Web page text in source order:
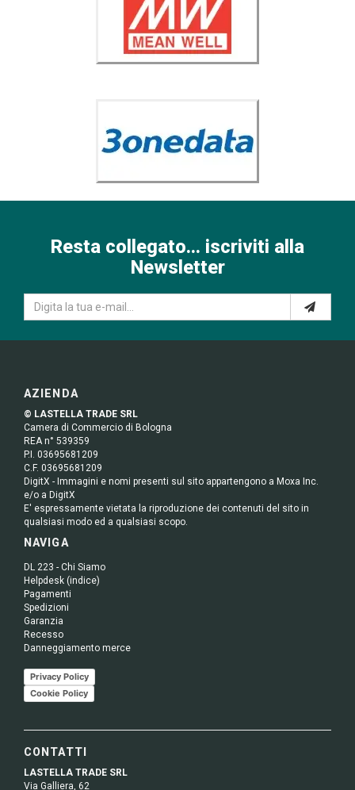
Resta collegato... iscriviti alla
Newsletter
AZIENDA
© LASTELLA TRADE SRL
Camera di Commercio di Bologna
REA n° 539359
P.I. 03695681209
C.F. 03695681209
DigitX - Immagini e nomi presenti sul sito appartengono a Moxa Inc.
e/o a DigitX
E' espressamente vietata la riproduzione dei contenuti del sito in
qualsiasi modo ed a qualsiasi scopo.
NAVIGA
DL 223 - Chi Siamo
Helpdesk (indice)
Pagamenti
Spedizioni
Garanzia
Recesso
Danneggiamento merce
Privacy Policy
Cookie Policy
CONTATTI
LASTELLA TRADE SRL
Via Galliera, 62